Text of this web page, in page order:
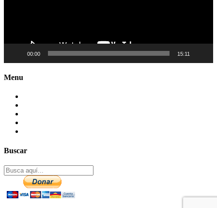
00:00 15:11
Menu
Buscar